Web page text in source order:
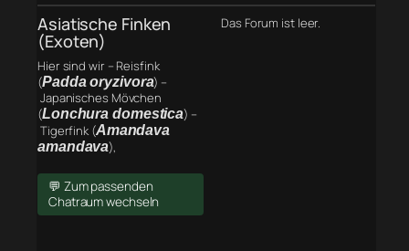
Asiatische Finken
(Exoten)
Hier sind wir – Reisfink
(Padda oryzivora) –
Japanisches Mövchen
(Lonchura domestica) –
Tigerfink (Amandava
amandava),
💬 Zum passenden
Chatraum wechseln
Das Forum ist leer.